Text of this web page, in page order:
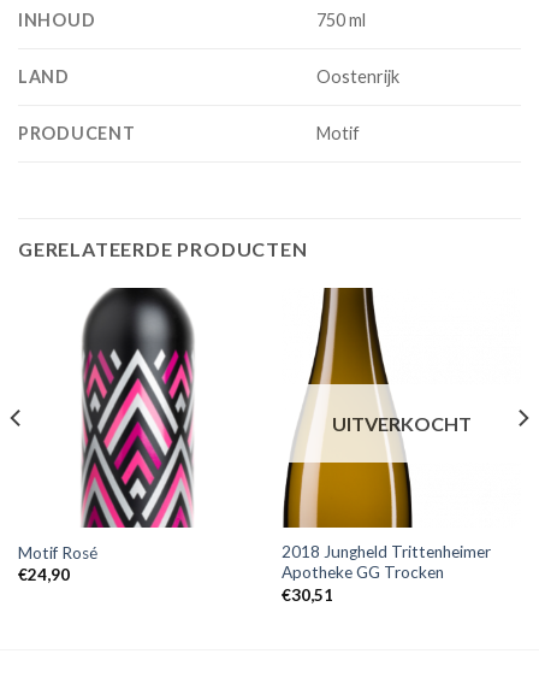
INHOUD 750 ml
LAND Oostenrijk
PRODUCENT Motif
GERELATEERDE PRODUCTEN
Motif Rosé
€24,90
UITVERKOCHT
2018 Jungheld Trittenheimer
Apotheke GG Trocken
€30,51